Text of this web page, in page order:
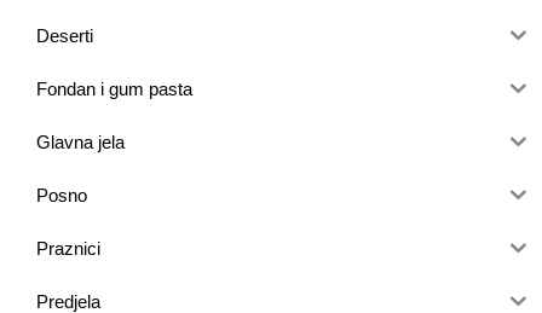
Deserti
Fondan i gum pasta
Glavna jela
Posno
Praznici
Predjela